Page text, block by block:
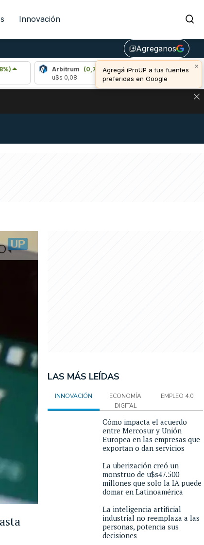
Innovación
library_addAgreganos
×
Agregá iProUP a tus fuentes
preferidas en Google
Arbitrum (0,72%)
u$s 0,08
Bitcoin
(1,19%)
u$s 64.989,00
EN BITCOIN, DÓLAR CRIPTO Y EXCHANGES
LAS MÁS LEÍDAS
INNOVACIÓN
ECONOMÍA
DIGITAL
EMPLEO 4.0
Cómo impacta el acuerdo
entre Mercosur y Unión
Europea en las empresas que
exportan o dan servicios
La uberización creó un
monstruo de u$s47.500
millones que solo la IA puede
domar en Latinoamérica
La inteligencia artificial
industrial no reemplaza a las
personas, potencia sus
decisiones